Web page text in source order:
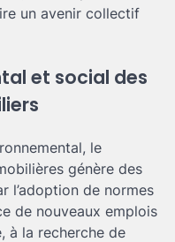
un avenir collectif
et social des
le
génère des
l’adoption de normes
de nouveaux emplois
à la recherche de